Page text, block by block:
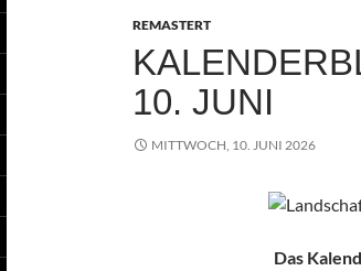
REMASTERT
10. JUNI
MITTWOCH, 10. JUNI 2026
Das